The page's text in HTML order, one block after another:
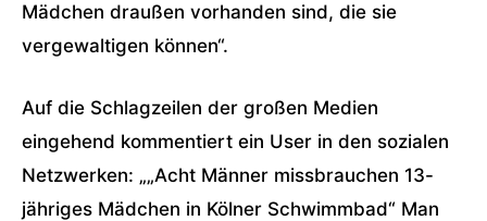
Mädchen draußen vorhanden sind, die sie
vergewaltigen können“.
Auf die Schlagzeilen der großen Medien
eingehend kommentiert ein User in den sozialen
Netzwerken: „„Acht Männer missbrauchen 13-
jähriges Mädchen in Kölner Schwimmbad“ Man